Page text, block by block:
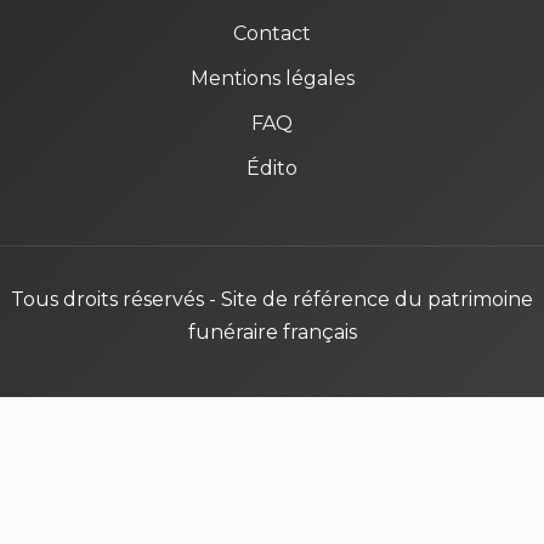
Contact
Mentions légales
FAQ
Édito
Tous droits réservés - Site de référence du patrimoine
funéraire français